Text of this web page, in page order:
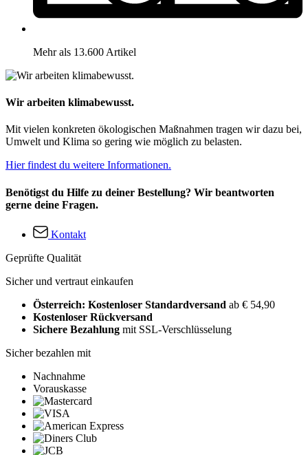
Mehr als 13.600 Artikel
Wir arbeiten klimabewusst.
Mit vielen konkreten ökologischen Maßnahmen tragen wir dazu bei,
Umwelt und Klima so gering wie möglich zu belasten.
Hier findest du weitere Informationen.
Benötigst du Hilfe zu deiner Bestellung? Wir beantworten
gerne deine Fragen.
Kontakt
Geprüfte Qualität
Sicher und vertraut einkaufen
Österreich: Kostenloser Standardversand ab € 54,90
Kostenloser Rückversand
Sichere Bezahlung mit SSL-Verschlüsselung
Sicher bezahlen mit
Nachnahme
Vorauskasse